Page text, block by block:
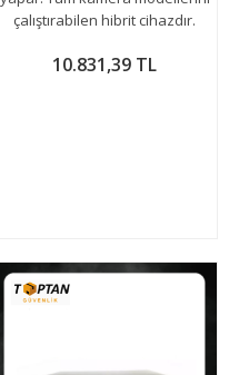
çalıştırabilen hibrit cihazdır.
10.831,39 TL